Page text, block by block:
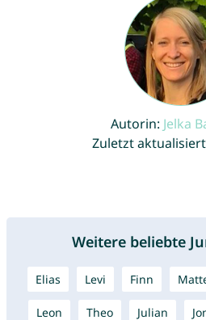
Autorin: Jelka
Zuletzt
Weitere beliebte
Elias Levi Finn
Leon Theo Julian